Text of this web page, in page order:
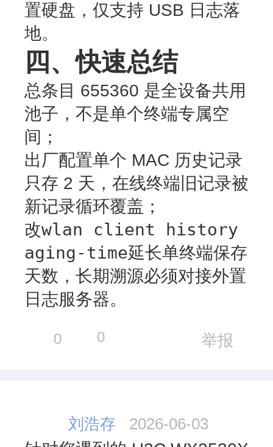
置硬盘，仅支持 USB 日志落
地。
四、快速总结
总条目 655360 是全设备共用
池子，不是单个终端专属空
间 ；
出厂配置单个 MAC 历史记录
只存 2 天 ，在线终端旧记录被
新记录循环覆盖；
改wlan client history
aging-time延长单终端保存
天数，长期溯源必须对接外置
日志服务器。
0 0 举报
刘浩存 2026-06-03